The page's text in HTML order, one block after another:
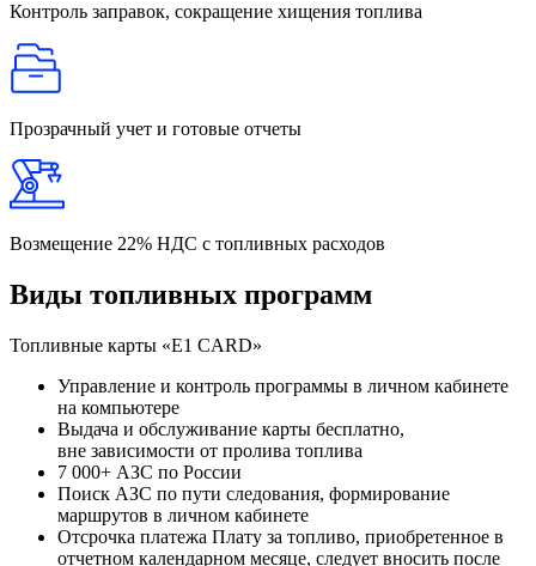
Контроль заправок, сокращение хищения топлива
Прозрачный учет и готовые отчеты
Возмещение 22% НДС с топливных расходов
Виды топливных программ
Топливные карты «Е1 CARD»
Управление и контроль программы в личном кабинете
на компьютере
Выдача и обслуживание карты бесплатно,
вне зависимости от пролива топлива
7 000+ АЗС по России
Поиск АЗС по пути следования, формирование
маршрутов в личном кабинете
Отсрочка платежа Плату за топливо, приобретенное в
отчетном календарном месяце, следует вносить после